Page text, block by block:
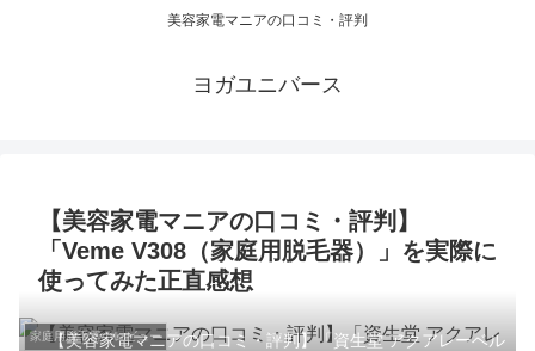
美容家電マニアの口コミ・評判
ヨガユニバース
【美容家電マニアの口コミ・評判】
「Veme V308（家庭用脱毛器）」を実際に
使ってみた正直感想
家庭用脱毛器のレビュー
【美容家電マニアの口コミ・評判】「資生堂 アクアレーベル